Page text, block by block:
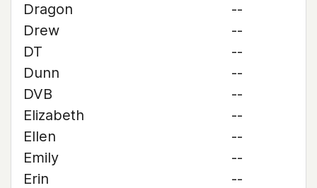
Dragon
--
Drew
--
DT
--
Dunn
--
DVB
--
Elizabeth
--
Ellen
--
Emily
--
Erin
--